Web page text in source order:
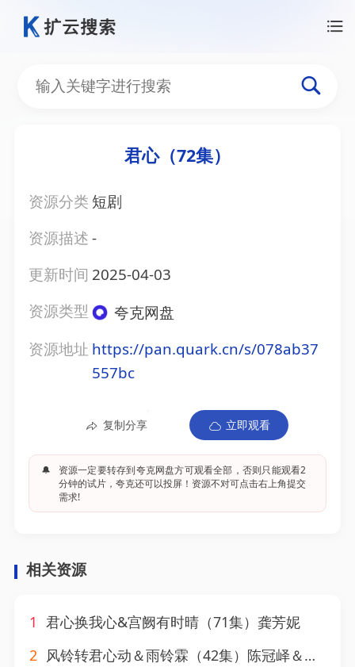
君心（72集）
资源分类 短剧
资源描述-
更新时间 2025-04-03
资源类型
夸克网盘
资源地址 https://pan.quark.cn/s/078ab37
557bc
复制分享 立即观看
🔔
资源一定要转存到夸克网盘方可观看全部，否则只能观看2
分钟的试片，夸克还可以投屏！资源不对可点击右上角提交
需求!
相关资源
1 君心换我心&宫阙有时晴（71集）龚芳妮
2 风铃转君心动＆雨铃霖（42集）陈冠峄＆常丹丹